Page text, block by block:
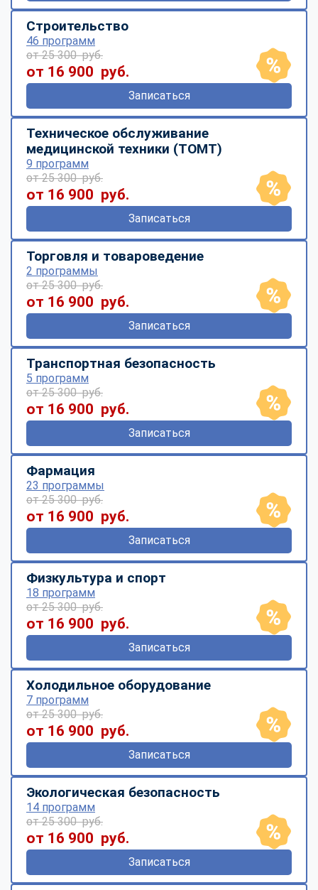
Строительство
46 программ
от 25 300 руб.
от 16 900 руб.
Записаться
Техническое обслуживание
медицинской техники (ТОМТ)
9 программ
от 25 300 руб.
от 16 900 руб.
Записаться
Торговля и товароведение
2 программы
от 25 300 руб.
от 16 900 руб.
Записаться
Транспортная безопасность
5 программ
от 25 300 руб.
от 16 900 руб.
Записаться
Фармация
23 программы
от 25 300 руб.
от 16 900 руб.
Записаться
Физкультура и спорт
18 программ
от 25 300 руб.
от 16 900 руб.
Записаться
Холодильное оборудование
7 программ
от 25 300 руб.
от 16 900 руб.
Записаться
Экологическая безопасность
14 программ
от 25 300 руб.
от 16 900 руб.
Записаться